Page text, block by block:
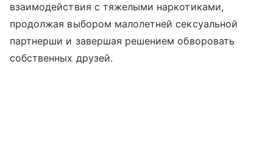
взаимодействия с тяжелыми наркотиками,
продолжая выбором малолетней сексуальной
партнерши и завершая решением обворовать
собственных друзей.